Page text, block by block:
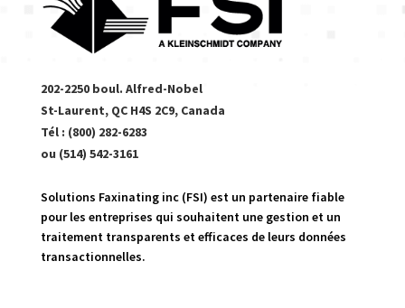
202-2250 boul. Alfred-Nobel
St-Laurent, QC H4S 2C9, Canada
Tél : (800) 282-6283
ou (514) 542-3161
Solutions Faxinating inc (FSI) est un partenaire fiable
pour les entreprises qui souhaitent une gestion et un
traitement transparents et efficaces de leurs données
transactionnelles.